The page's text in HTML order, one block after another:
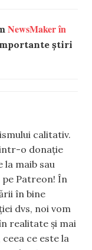
NewsMaker în
știri
calitativ.
o donație
maib sau
Patreon! În
în bine
dvs, noi vom
realitate și mai
ce este la